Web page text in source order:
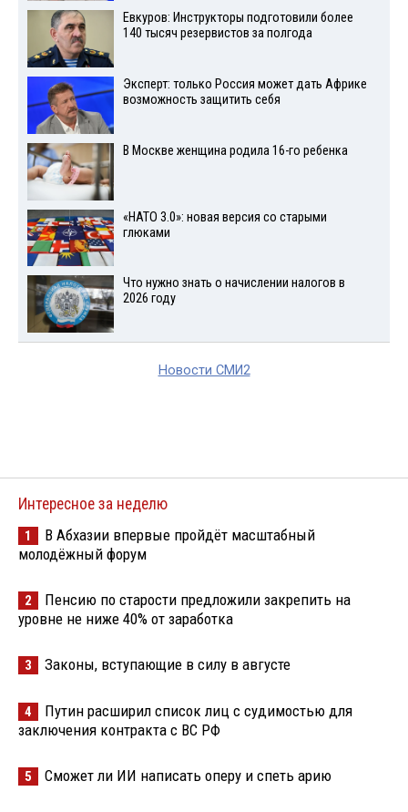
Евкуров: Инструкторы подготовили более
140 тысяч резервистов за полгода
Эксперт: только Россия может дать Африке
возможность защитить себя
В Москве женщина родила 16-го ребенка
«НАТО 3.0»: новая версия со старыми
глюками
Что нужно знать о начислении налогов в
2026 году
Новости СМИ2
Интересное за неделю
1
В Абхазии впервые пройдёт масштабный
молодёжный форум
2
Пенсию по старости предложили закрепить на
уровне не ниже 40% от заработка
3 Законы, вступающие в силу в августе
4
Путин расширил список лиц с судимостью для
заключения контракта с ВС РФ
5 Сможет ли ИИ написать оперу и спеть арию